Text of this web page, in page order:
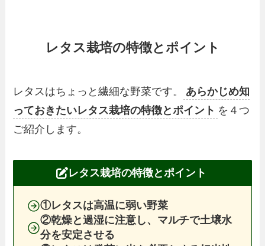
レタス栽培の特徴とポイント
レタスはちょっと繊細な野菜です。
あらかじめ知
っておきたいレタス栽培の特徴とポイント を４つ
ご紹介します。
レタス栽培の特徴とポイント
①レタスは高温に弱い野菜
②乾燥と過湿に注意し、マルチで土壌水
分を安定させる